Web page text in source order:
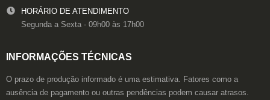
HORÁRIO DE ATENDIMENTO
Segunda a Sexta - 09h00 às 17h00
INFORMAÇÕES TÉCNICAS
O prazo de produção informado é uma estimativa. Fatores como a
ausência de pagamento ou outras pendências podem causar atrasos.